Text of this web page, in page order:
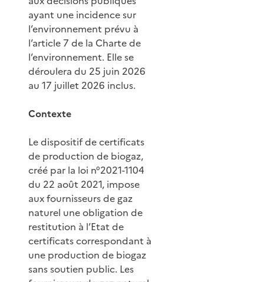
ayant une incidence sur
l’environnement prévu à
l’article 7 de la Charte de
l’environnement. Elle se
déroulera du 25 juin 2026
au 17 juillet 2026 inclus.
Contexte
Le dispositif de certificats
de production de biogaz,
créé par la loi n°2021-1104
du 22 août 2021, impose
aux fournisseurs de gaz
naturel une obligation de
restitution à l’Etat de
certificats correspondant à
une production de biogaz
sans soutien public. Les